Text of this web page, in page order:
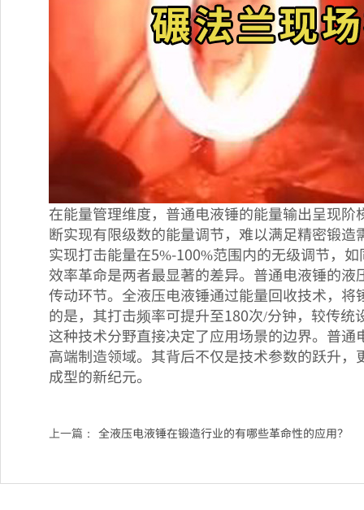
在能量管理维度，普通电液锤的能量输出呈现
断实现有限级数的能量调节，难以满足精密锻
实现打击能量在5%-100%范围内的无级调节，
效率革命是两者最显著的差异。普通电液锤的
传动环节。全液压电液锤通过能量回收技术，
的是，其打击频率可提升至180次/分钟，较传
这种技术分野直接决定了应用场景的边界。普
高端制造领域。其背后不仅是技术参数的跃升
成型的新纪元。
上一篇： 全液压电液锤在锻造行业的有哪些革命性的应用？